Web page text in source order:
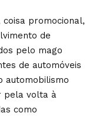
promocional,
de
pelo mago
de automóveis
automobilismo
pela volta à
como